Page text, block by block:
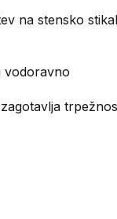
na stensko
vodoravno